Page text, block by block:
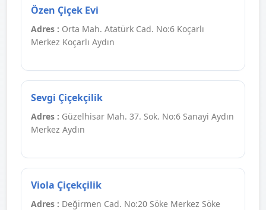
Özen Çiçek Evi
Adres : Orta Mah. Atatürk Cad. No:6 Koçarlı
Merkez Koçarlı Aydın
Sevgi Çiçekçilik
Adres : Güzelhisar Mah. 37. Sok. No:6 Sanayi Aydın
Merkez Aydın
Viola Çiçekçilik
Adres : Değirmen Cad. No:20 Söke Merkez Söke